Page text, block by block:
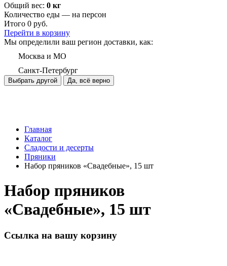
Общий вес: 0 кг
Количество еды — на персон
Итого 0 руб.
Перейти в корзину
Мы определили ваш регион доставки, как:
Москва и МО
Санкт-Петербург
Выбрать другой Да, всё верно
Главная
Каталог
Сладости и десерты
Пряники
Набор пряников «Свадебные», 15 шт
Набор пряников
«Свадебные», 15 шт
Ссылка на вашу корзину